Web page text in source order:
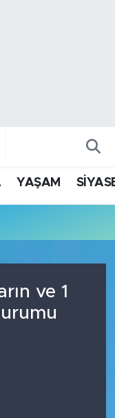
YAŞAM
ve 1